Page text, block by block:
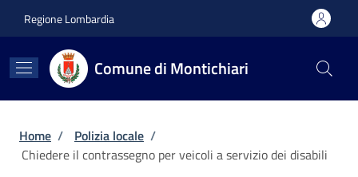
Regione Lombardia
Comune di Montichiari
Briciole di pane
Home / Polizia locale /
Chiedere il contrassegno per veicoli a servizio dei disabili